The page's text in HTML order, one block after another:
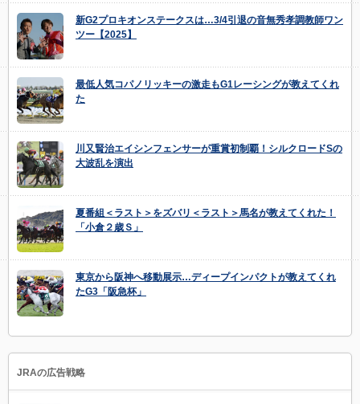
新G2プロキオンステークスは…3/4引退の音無秀孝調教師ワン
ツー【2025】
最低人気コパノリッキーの激走もG1レーシングが教えてくれ
た
川又賢治エイシンフェンサーが重賞初制覇！シルクロードSの
大波乱を演出
夏番組＜ラスト＞をズバリ＜ラスト＞馬名が教えてくれた！
「小倉２歳Ｓ」
東京から阪神へ移動展示…ディープインパクトが教えてくれ
たG3「阪急杯」
JRAの広告戦略